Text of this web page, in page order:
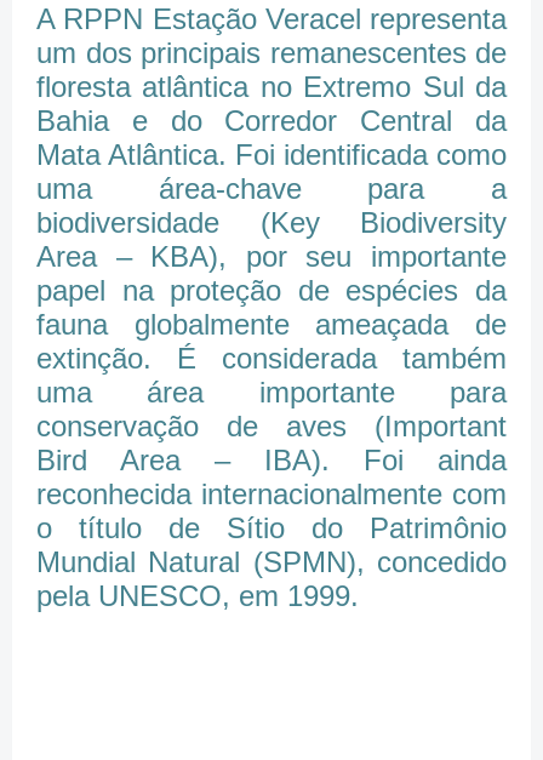
A RPPN Estação Veracel representa
um dos principais remanescentes de
floresta atlântica no Extremo Sul da
Bahia e do Corredor Central da
Mata Atlântica. Foi identificada como
uma área-chave para a
biodiversidade (Key Biodiversity
Area – KBA), por seu importante
papel na proteção de espécies da
fauna globalmente ameaçada de
extinção. É considerada também
uma área importante para
conservação de aves (Important
Bird Area – IBA). Foi ainda
reconhecida internacionalmente com
o título de Sítio do Patrimônio
Mundial Natural (SPMN), concedido
pela UNESCO, em 1999.